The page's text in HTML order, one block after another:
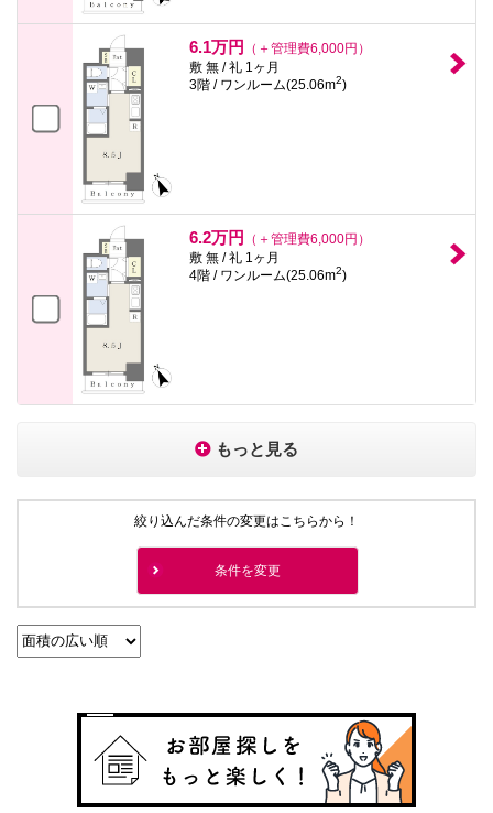
6.1万円
（＋管理費6,000円）
敷 無 / 礼 1ヶ月
3階 / ワンルーム(25.06m2)
6.2万円
（＋管理費6,000円）
敷 無 / 礼 1ヶ月
4階 / ワンルーム(25.06m2)
もっと見る
絞り込んだ条件の変更はこちらから！
条件を変更